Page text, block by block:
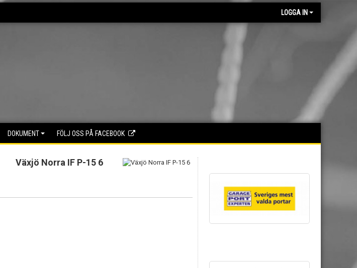
LOGGA IN
DOKUMENT FÖLJ OSS PÅ FACEBOOK
Växjö Norra IF P-15 6